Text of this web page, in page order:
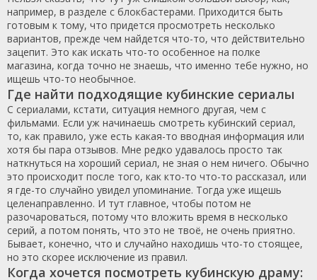
например, в разделе с блокбастерами. Приходится быть
готовым к тому, что придется просмотреть несколько
вариантов, прежде чем найдется что-то, что действительно
зацепит. Это как искать что-то особенное на полке
магазина, когда точно не знаешь, что именно тебе нужно, но
ищешь что-то необычное.
Где найти подходящие кубинские сериалы
С сериалами, кстати, ситуация немного другая, чем с
фильмами. Если уж начинаешь смотреть кубинский сериал,
то, как правило, уже есть какая-то вводная информация или
хотя бы пара отзывов. Мне редко удавалось просто так
наткнуться на хороший сериал, не зная о нем ничего. Обычно
это происходит после того, как кто-то что-то рассказал, или
я где-то случайно увидел упоминание. Тогда уже ищешь
целенаправленно. И тут главное, чтобы потом не
разочароваться, потому что вложить время в несколько
серий, а потом понять, что это не твоё, не очень приятно.
Бывает, конечно, что и случайно находишь что-то стоящее,
но это скорее исключение из правил.
Когда хочется посмотреть кубинскую драму: